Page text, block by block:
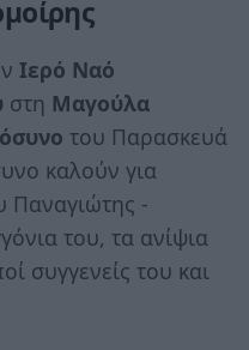
Ιερό Ναό
στη Μαγούλα
του Παρασκευά
καλούν για
Παναγιώτης -
του, τα ανίψια
συγγενείς του και